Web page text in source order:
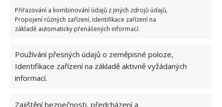
Přiřazování a kombinování údajů z jiných zdrojů údajů,
Propojení různých zařízení, Identifikace zařízení na
základě automaticky přenášených informací.
Používání přesných údajů o zeměpisné poloze,
Identifikace zařízení na základě aktivně vyžádaných
informací.
Zajištění bezpečnosti, předcházení a